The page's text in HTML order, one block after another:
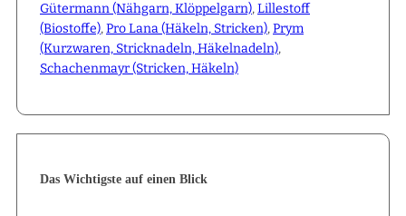
Gütermann (Nähgarn, Klöppelgarn),Lillestoff
(Biostoffe),Pro Lana (Häkeln, Stricken),Prym
(Kurzwaren, Stricknadeln, Häkelnadeln),
Schachenmayr (Stricken, Häkeln)
Das Wichtigste auf einen Blick